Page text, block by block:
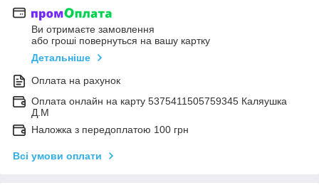
Ви отримаєте замовлення
або гроші повернуться на вашу картку
Детальніше
Оплата на рахунок
Оплата онлайн на карту 5375411505759345 Каляушка
Д.М
Наложка з передоплатою 100 грн
Всі умови оплати